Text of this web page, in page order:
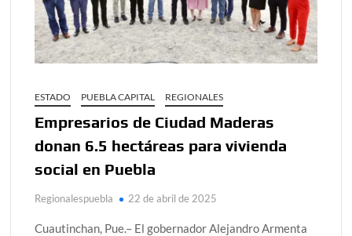
ESTADO PUEBLA CAPITAL REGIONALES
Empresarios de Ciudad Maderas
donan 6.5 hectáreas para vivienda
social en Puebla
Regionalespuebla 22 de abril de 2025
Cuautinchan, Pue.– El gobernador Alejandro Armenta